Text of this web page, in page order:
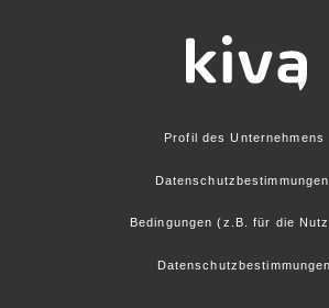
Profil des Unternehmens
Datenschutzbestimmungen.
Bedingungen (z.B. für die
Datenschutzbestimmungen